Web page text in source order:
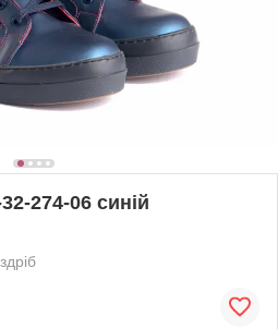
274-06 синій